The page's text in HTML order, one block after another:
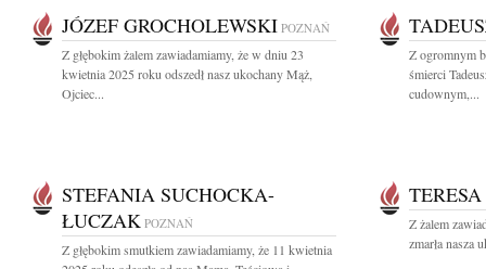
JÓZEF GROCHOLEWSKI POZNAŃ
Z głębokim żalem zawiadamiamy, że w dniu 23
kwietnia 2025 roku odszedł nasz ukochany Mąż,
Ojciec...
Z ogromnym
śmierci
cudownym,...
STEFANIA SUCHOCKA-
ŁUCZAK POZNAŃ
Z głębokim smutkiem zawiadamiamy, że 11 kwietnia
Z żalem
zmarła nasza